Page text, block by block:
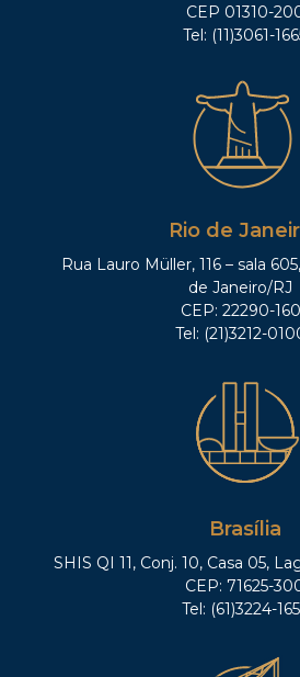
CEP 01310-
Tel: (11)3061-
Rio de
Rua Lauro Müller, 116 – sala
de Janeiro/RJ
CEP: 22290-160
Tel: (21)3212-
Brasília
SHIS QI 11, Conj. 10, Casa 05,
CEP: 71625-
Tel: (61)3224-